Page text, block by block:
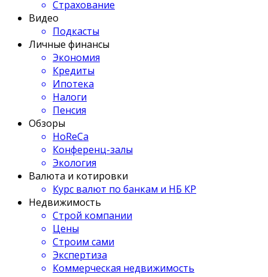
Страхование
Видео
Подкасты
Личные финансы
Экономия
Кредиты
Ипотека
Налоги
Пенсия
Обзоры
HoReCa
Конференц-залы
Экология
Валюта и котировки
Курс валют по банкам и НБ КР
Недвижимость
Строй компании
Цены
Строим сами
Экспертиза
Коммерческая недвижимость